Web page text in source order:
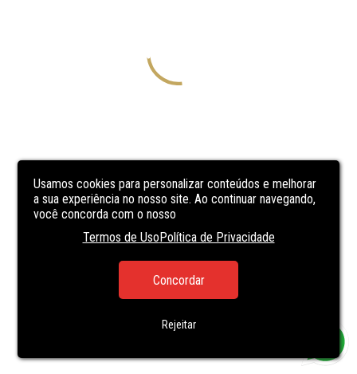
Usamos cookies para personalizar conteúdos e melhorar
a sua experiência no nosso site. Ao continuar navegando,
você concorda com o nosso
Termos de UsoPolítica de Privacidade
Concordar
Rejeitar